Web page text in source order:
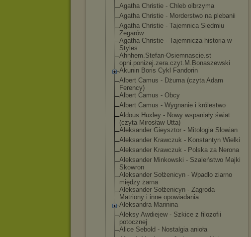
Agatha Christie - Chleb olbrzyma
Agatha Christie - Morderstwo na plebanii
Agatha Christie - Tajemnica Siedmiu
Zegarów
Agatha Christie - Tajemnicza historia w
Styles
Ahnhem.Stefan-Osiemnascie.st
opni.ponizej.zera.czyt.M.Bonaszewski
Akunin Boris Cykl Fandorin
Albert Camus - Dżuma (czyta Adam
Ferency)
Albert Camus - Obcy
Albert Camus - Wygnanie i królestwo
Aldous Huxley - Nowy wspaniały świat
(czyta Mirosław Utta)
Aleksander Gieysztor - Mitologia Słowian
Aleksander Krawczuk - Konstantyn Wielki
Aleksander Krawczuk - Polska za Nerona
Aleksander Minkowski - Szaleństwo Majki
Skowron
Aleksander Sołżenicyn - Wpadło ziarno
między żarna
Aleksander Sołżenicyn - Zagroda
Matriony i inne opowiadania
Aleksandra Marinina
Aleksy Awdiejew - Szkice z filozofii
potocznej
Alice Sebold - Nostalgia anioła